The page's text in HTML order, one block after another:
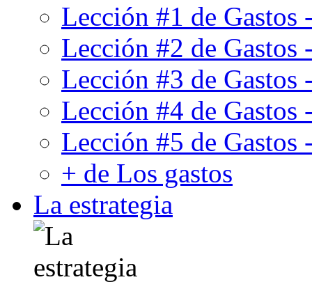
Lección #1 de Gastos
Lección #2 de
Lección #3 de
Lección #4 de Gastos
Lección #5 de
+ de Los gastos
La estrategia